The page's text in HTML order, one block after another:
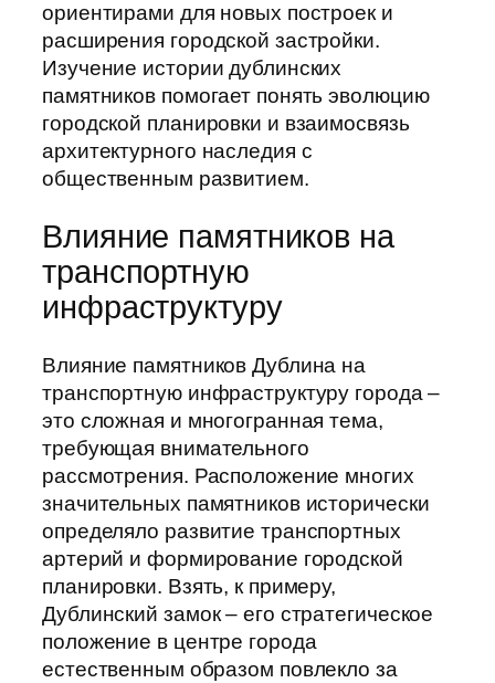
ориентирами для новых построек и
расширения городской застройки.
Изучение истории дублинских
памятников помогает понять эволюцию
городской планировки и взаимосвязь
архитектурного наследия с
общественным развитием.
Влияние памятников на
транспортную
инфраструктуру
Влияние памятников Дублина на
транспортную инфраструктуру города –
это сложная и многогранная тема,
требующая внимательного
рассмотрения. Расположение многих
значительных памятников исторически
определяло развитие транспортных
артерий и формирование городской
планировки. Взять, к примеру,
Дублинский замок – его стратегическое
положение в центре города
естественным образом повлекло за